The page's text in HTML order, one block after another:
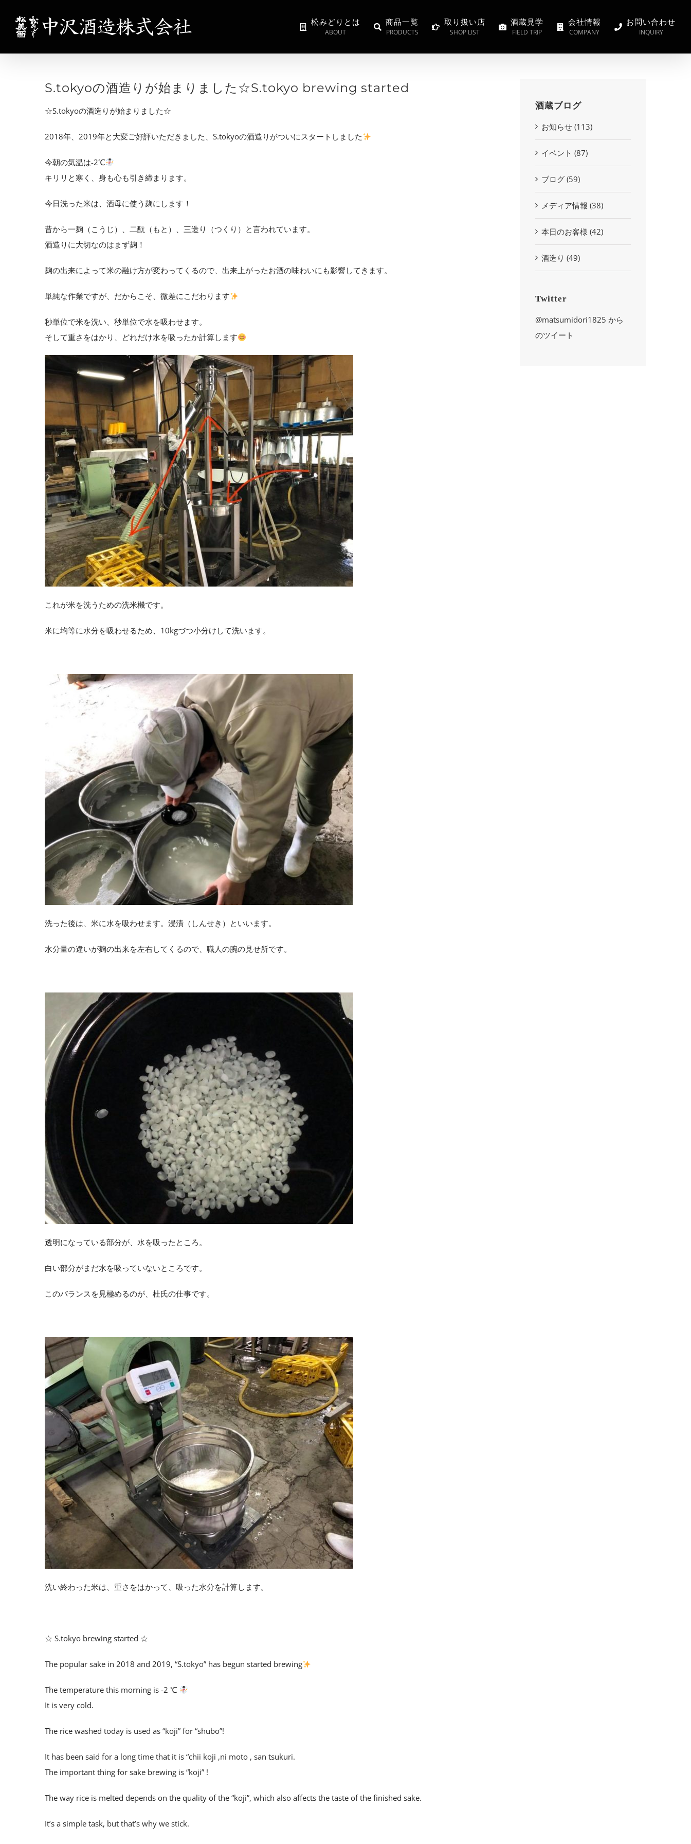
content
松みどりとは
ABOUT
商品一覧
PRODUCTS
取り扱い店
SHOP LIST
酒蔵見学
FIELD TRIP
会社情報
COMPANY
お問い合わせ
INQUIRY
S.tokyoの酒造りが始まりました☆S.tokyo brewing started
☆S.tokyoの酒造りが始まりました☆
2018年、2019年と大変ご好評いただきました、S.tokyoの酒造りがついにスタートしました
今朝の気温は-2℃
キリリと寒く、身も心も引き締まります。
今日洗った米は、酒母に使う麹にします！
昔から一麹（こうじ）、二酛（もと）、三造り（つくり）と言われています。
酒造りに大切なのはまず麹！
麹の出来によって米の融け方が変わってくるので、出来上がったお酒の味わいにも影響してきます。
単純な作業ですが、だからこそ、微差にこだわります
秒単位で米を洗い、秒単位で水を吸わせます。
そして重さをはかり、どれだけ水を吸ったか計算します
これが米を洗うための洗米機です。
米に均等に水分を吸わせるため、10kgづつ小分けして洗います。
洗った後は、米に水を吸わせます。浸漬（しんせき）といいます。
水分量の違いが麹の出来を左右してくるので、職人の腕の見せ所です。
透明になっている部分が、水を吸ったところ。
白い部分がまだ水を吸っていないところです。
このバランスを見極めるのが、杜氏の仕事です。
洗い終わった米は、重さをはかって、吸った水分を計算します。
☆ S.tokyo brewing started ☆
The popular sake in 2018 and 2019, “S.tokyo” has begun started brewing
The temperature this morning is -2 ℃
It is very cold.
The rice washed today is used as “koji” for “shubo”!
It has been said for a long time that it is “chii koji ,ni moto , san tsukuri.
The important thing for sake brewing is “koji” !
The way rice is melted depends on the quality of the “koji”, which also affects the taste of the finished sake.
It’s a simple task, but that’s why we stick.
酒蔵ブログ
お知らせ (113)
イベント (87)
ブログ (59)
メディア情報 (38)
本日のお客様 (42)
酒造り (49)
Twitter
@matsumidori1825 から
のツイート